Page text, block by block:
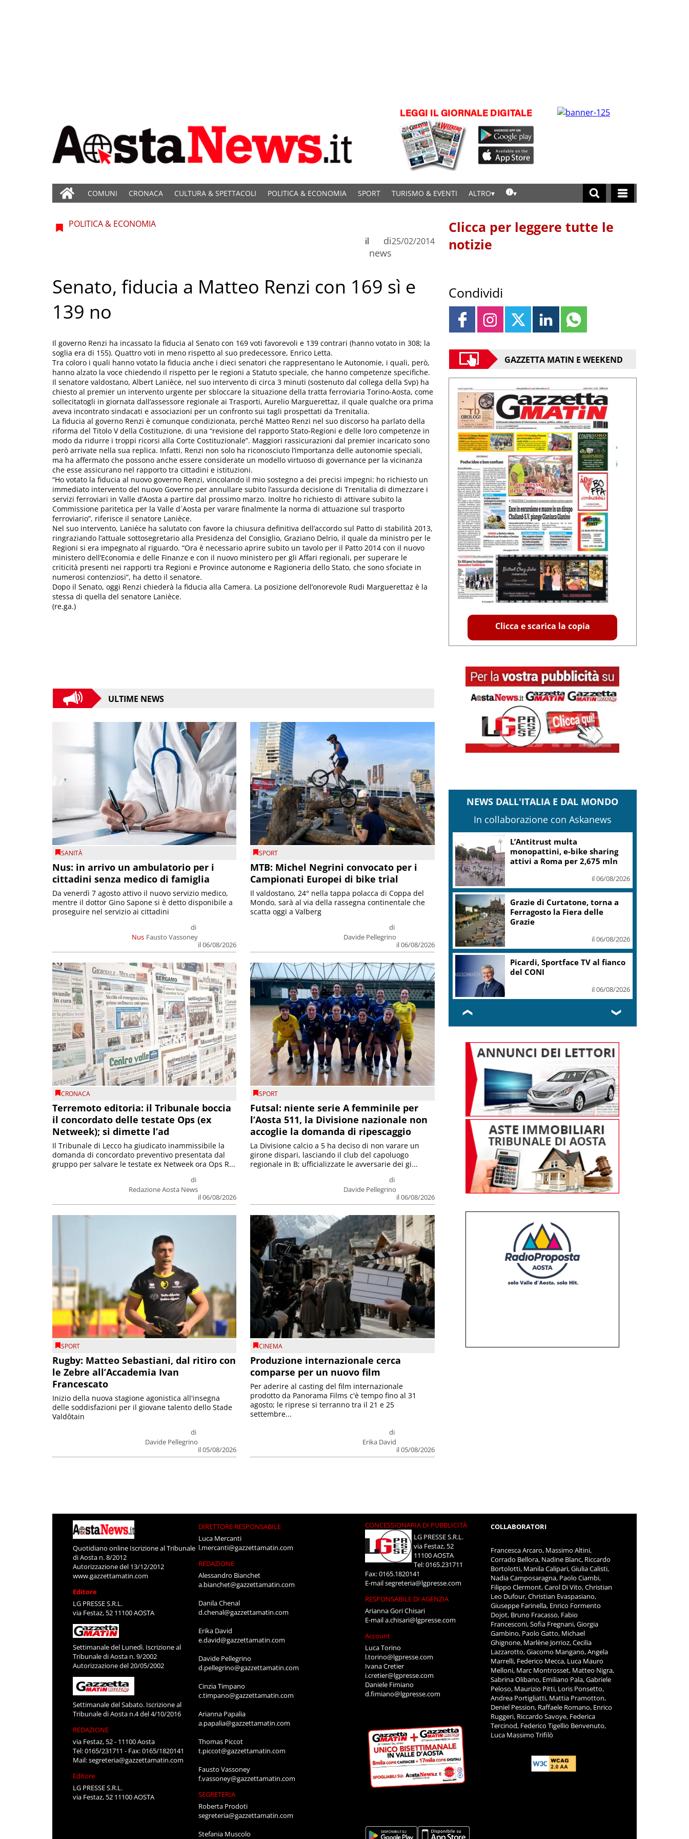
COMUNI CRONACA CULTURA & SPETTACOLI POLITICA & ECONOMIA SPORT TURISMO & EVENTI ALTRO
POLITICA & ECONOMIA
di
news
il 25/02/2014
Senato, fiducia a Matteo Renzi con 169 sì e
139 no
Il governo Renzi ha incassato la fiducia al Senato con 169 voti favorevoli e 139 contrari (hanno votato in 308; la
soglia era di 155). Quattro voti in meno rispetto al suo predecessore, Enrico Letta.
Tra coloro i quali hanno votato la fiducia anche i dieci senatori che rappresentano le Autonomie, i quali, però,
hanno alzato la voce chiedendo il rispetto per le regioni a Statuto speciale, che hanno competenze specifiche.
Il senatore valdostano, Albert Lanièce, nel suo intervento di circa 3 minuti (sostenuto dal collega della Svp) ha
chiesto al premier un intervento urgente per sbloccare la situazione della tratta ferroviaria Torino-Aosta, come
sollecitatogli in giornata dall’assessore regionale ai Trasporti, Aurelio Marguerettaz, il quale qualche ora prima
aveva incontrato sindacati e associazioni per un confronto sui tagli prospettati da Trenitalia.
La fiducia al governo Renzi è comunque condizionata, perché Matteo Renzi nel suo discorso ha parlato della
riforma del Titolo V della Costituzione, di una “revisione del rapporto Stato-Regioni e delle loro competenze in
modo da ridurre i troppi ricorsi alla Corte Costituzionale”. Maggiori rassicurazioni dal premier incaricato sono
però arrivate nella sua replica. Infatti, Renzi non solo ha riconosciuto l’importanza delle autonomie speciali,
ma ha affermato che possono anche essere considerate un modello virtuoso di governance per la vicinanza
che esse assicurano nel rapporto tra cittadini e istituzioni.
“Ho votato la fiducia al nuovo governo Renzi, vincolando il mio sostegno a dei precisi impegni: ho richiesto un
immediato intervento del nuovo Governo per annullare subito l’assurda decisione di Trenitalia di dimezzare i
servizi ferroviari in Valle d’Aosta a partire dal prossimo marzo. Inoltre ho richiesto di attivare subito la
Commissione paritetica per la Valle d´Aosta per varare finalmente la norma di attuazione sul trasporto
ferroviario”, riferisce il senatore Lanièce.
Nel suo intervento, Laniéce ha salutato con favore la chiusura definitiva dell’accordo sul Patto di stabilità 2013,
ringraziando l’attuale sottosegretario alla Presidenza del Consiglio, Graziano Delrio, il quale da ministro per le
Regioni si era impegnato al riguardo. “Ora è necessario aprire subito un tavolo per il Patto 2014 con il nuovo
ministero dell’Economia e delle Finanze e con il nuovo ministero per gli Affari regionali, per superare le
criticità presenti nei rapporti tra Regioni e Province autonome e Ragioneria dello Stato, che sono sfociate in
numerosi contenziosi”, ha detto il senatore.
Dopo il Senato, oggi Renzi chiederà la fiducia alla Camera. La posizione dell’onorevole Rudi Marguerettaz è la
stessa di quella del senatore Lanièce.
(re.ga.)
ULTIME NEWS
SANITÀ
Nus: in arrivo un ambulatorio per i
cittadini senza medico di famiglia
Nus
di
Fausto Vassoney
il 06/08/2026
Da venerdì 7 agosto attivo il nuovo servizio medico,
mentre il dottor Gino Sapone si è detto disponibile a
proseguire nel servizio ai cittadini
SPORT
MTB: Michel Negrini convocato per i
Campionati Europei di bike trial
di
Davide Pellegrino
il 06/08/2026
Il valdostano, 24° nella tappa polacca di Coppa del
Mondo, sarà al via della rassegna continentale che
scatta oggi a Valberg
CRONACA
Terremoto editoria: il Tribunale boccia
il concordato delle testate Ops (ex
Netweek); si dimette l’ad
di
Redazione Aosta News
il 06/08/2026
Il Tribunale di Lecco ha giudicato inammissibile la
domanda di concordato preventivo presentata dal
gruppo per salvare le testate ex Netweek ora Ops R...
SPORT
Futsal: niente serie A femminile per
l’Aosta 511, la Divisione nazionale non
accoglie la domanda di ripescaggio
di
Davide Pellegrino
il 06/08/2026
La Divisione calcio a 5 ha deciso di non varare un
girone dispari, lasciando il club del capoluogo
regionale in B; ufficializzate le avversarie dei gi...
SPORT
Rugby: Matteo Sebastiani, dal ritiro con
le Zebre all’Accademia Ivan
Francescato
di
Davide Pellegrino
il 05/08/2026
Inizio della nuova stagione agonistica all'insegna
delle soddisfazioni per il giovane talento dello Stade
Valdôtain
CINEMA
Produzione internazionale cerca
comparse per un nuovo film
di
Erika David
il 05/08/2026
Per aderire al casting del film internazionale
prodotto da Panorama Films c'è tempo fino al 31
agosto; le riprese si terranno tra il 21 e 25
settembre...
Clicca per leggere tutte le
notizie
Condividi
GAZZETTA MATIN E WEEKEND
Clicca e scarica la copia
NEWS DALL'ITALIA E DAL MONDO
In collaborazione con Askanews
L’Antitrust multa
monopattini, e-bike sharing
attivi a Roma per 2,675 mln
il 06/08/2026
Grazie di Curtatone, torna a
Ferragosto la Fiera delle
Grazie
il 06/08/2026
Picardi, Sportface TV al fianco
del CONI
il 06/08/2026
❮ ❯
Quotidiano online Iscrizione al Tribunale
di Aosta n. 8/2012
Autorizzazione del 13/12/2012
www.gazzettamatin.com
Editore
LG PRESSE S.R.L.
via Festaz, 52 11100 AOSTA
Settimanale del Lunedì. Iscrizione al
Tribunale di Aosta n. 9/2002
Autorizzazione del 20/05/2002
Settimanale del Sabato. Iscrizione al
Tribunale di Aosta n.4 del 4/10/2016
REDAZIONE
via Festaz, 52 - 11100 Aosta
Tel: 0165/231711 - Fax: 0165/1820141
Mail:segreteria@gazzettamatin.com
Editore
LG PRESSE S.R.L.
via Festaz, 52 11100 AOSTA
DIRETTORE RESPONSABILE
Luca Mercanti
l.mercanti@gazzettamatin.com
REDAZIONE
Alessandro Bianchet
a.bianchet@gazzettamatin.com
Danila Chenal
d.chenal@gazzettamatin.com
Erika David
e.david@gazzettamatin.com
Davide Pellegrino
d.pellegrino@gazzettamatin.com
Cinzia Timpano
c.timpano@gazzettamatin.com
Arianna Papalia
a.papalia@gazzettamatin.com
Thomas Piccot
t.piccot@gazzettamatin.com
Fausto Vassoney
f.vassoney@gazzettamatin.com
SEGRETERIA
Roberta Prodoti
segreteria@gazzettamatin.com
Stefania Muscolo
CONCESSIONARIA DI PUBBLICITÀ
LG PRESSE S.R.L.
via Festaz, 52
11100 AOSTA
Tel: 0165.231711
Fax: 0165.1820141
E-mailsegreteria@lgpresse.com
RESPONSABILE DI AGENZIA
Arianna Gori Chisari
E-maila.chisari@lgpresse.com
Account
Luca Torino
l.torino@lgpresse.com
Ivana Cretier
i.cretier@lgpresse.com
Daniele Fimiano
d.fimiano@lgpresse.com
COLLABORATORI
Francesca Arcaro, Massimo Altini,
Corrado Bellora, Nadine Blanc, Riccardo
Bortolotti, Manila Calipari, Giulia Calisti,
Nadia Camposaragna, Paolo Ciambi,
Filippo Clermont, Carol Di Vito, Christian
Leo Dufour, Christian Evaspasiano,
Giuseppe Farinella, Enrico Formento
Dojot, Bruno Fracasso, Fabio
Francesconi, Sofia Fregnani, Giorgia
Gambino, Paolo Gatto, Michael
Ghignone, Marlène Jorrioz, Cecilia
Lazzarotto, Giacomo Mangano, Angela
Marrelli, Federico Mecca, Luca Mauro
Melloni, Marc Montrosset, Matteo Nigra,
Sabrina Olibano, Emiliano Pala, Gabriele
Peloso, Maurizio Pitti, Loris Ponsetto,
Andrea Portigliatti, Mattia Pramotton,
Deniel Pession, Raffaele Romano, Enrico
Ruggeri, Riccardo Savoye, Federica
Tercinod, Federico Tigellio Benvenuto,
Luca Massimo Trifilò